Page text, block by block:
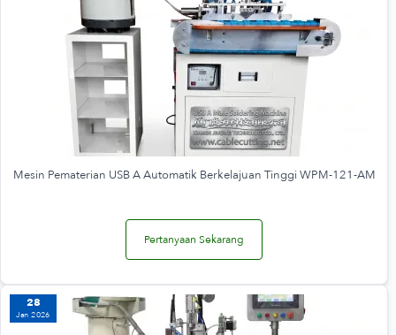
Mesin Pematerian USB A Automatik Berkelajuan Tinggi WPM-121-AM
Pertanyaan Sekarang
28
Jan 2026